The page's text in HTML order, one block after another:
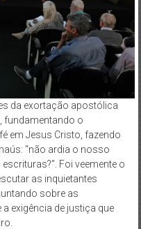
da exortação apostólica
fundamentando o
em Jesus Cristo, fazendo
“não ardia o nosso
Foi veemente o
as inquietantes
sobre as
exigência de justiça que